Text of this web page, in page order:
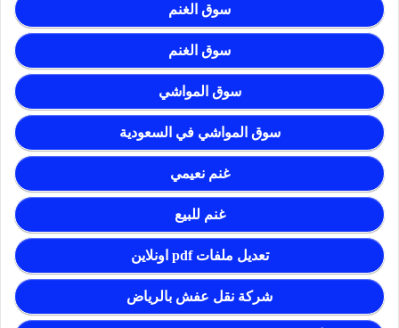
سوق الغنم
سوق الغنم
سوق المواشي
سوق المواشي في السعودية
غنم نعيمي
غنم للبيع
تعديل ملفات pdf اونلاين
شركة نقل عفش بالرياض